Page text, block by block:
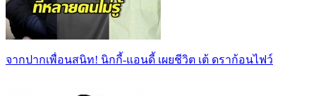
จากปากเพื่อนสนิท! นิกกี้-แอนดี้ เผยชีวิต เต้ ดราก้อนไฟว์